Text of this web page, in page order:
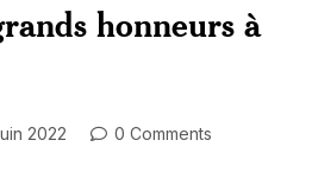
honneurs à
2022
0 Comments